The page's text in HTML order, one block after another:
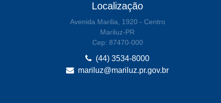
Localização
Avenida Marilia, 1920 - Centro
Mariluz-PR
Cep: 87470-000
(44) 3534-8000
mariluz@mariluz.pr.gov.br